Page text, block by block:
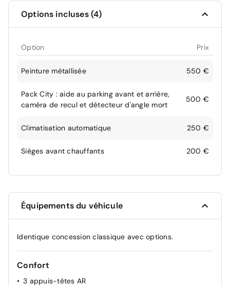
Options incluses (4)
Option Prix
Peinture métallisée 550 €
Pack City : aide au parking avant et arrière,
caméra de recul et détecteur d'angle mort
500 €
Climatisation automatique 250 €
Sièges avant chauffants 200 €
Équipements du véhicule
Identique concession classique avec options.
Confort
3 appuis-têtes AR